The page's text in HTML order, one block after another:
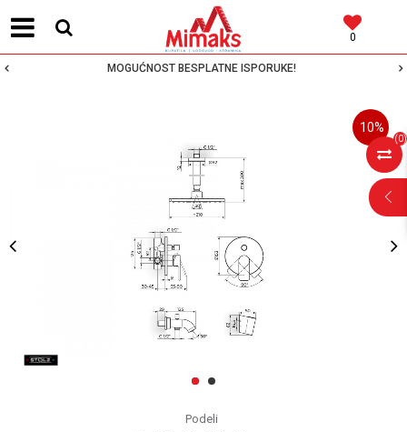
0
MOGUĆNOST BESPLATNE ISPORUKE!
(0)
1 2
10%
Podeli
POMOĆ PRI
KUPOVINI